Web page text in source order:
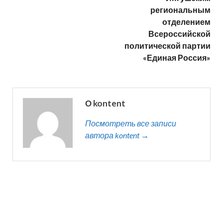
региональным
отделением
Всероссийской
политической партии
«Единая Россия»
О kontent
Посмотреть все записи
автора kontent →